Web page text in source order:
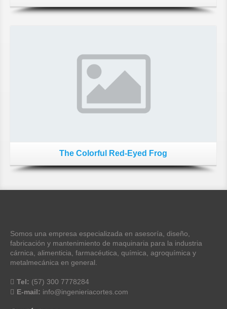
The Colorful Red-Eyed Frog
Somos una empresa especializada en asesoría, diseño,
fabricación y mantenimiento de maquinaria para la industria
cárnica, alimenticia, farmacéutica, química, agroquímica y
metalmecánica en general.
Tel: (57) 300 7778284
E-mail: info@ingenieriacortes.com